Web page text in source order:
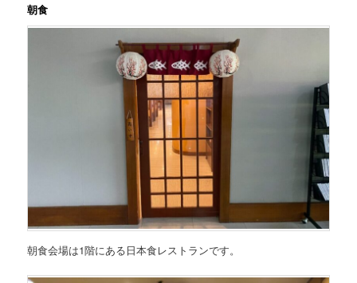
朝食
朝食会場は1階にある日本食レストランです。